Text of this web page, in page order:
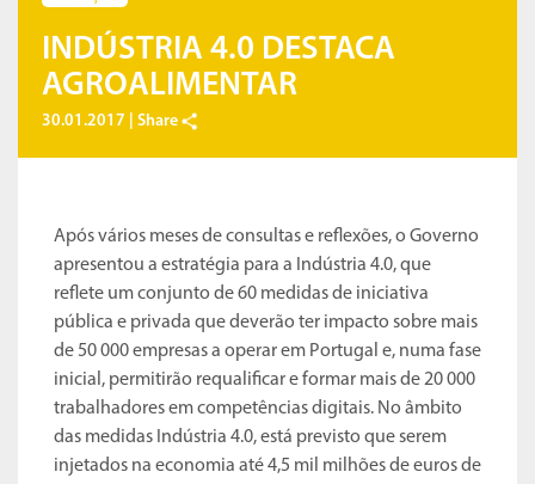
INDÚSTRIA 4.0 DESTACA
AGROALIMENTAR
30.01.2017 | Share
Após vários meses de consultas e reflexões, o Governo
apresentou a estratégia para a Indústria 4.0, que
reflete um conjunto de 60 medidas de iniciativa
pública e privada que deverão ter impacto sobre mais
de 50 000 empresas a operar em Portugal e, numa fase
inicial, permitirão requalificar e formar mais de 20 000
trabalhadores em competências digitais. No âmbito
das medidas Indústria 4.0, está previsto que serem
injetados na economia até 4,5 mil milhões de euros de